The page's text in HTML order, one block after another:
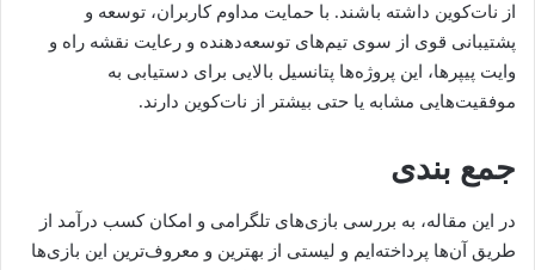
از نات‌کوین داشته باشند. با حمایت مداوم کاربران، توسعه و
پشتیبانی قوی از سوی تیم‌های توسعه‌دهنده و رعایت نقشه راه و
وایت پیپرها، این پروژه‌ها پتانسیل بالایی برای دستیابی به
موفقیت‌هایی مشابه یا حتی بیشتر از نات‌کوین دارند.
جمع بندی
در این مقاله، به بررسی بازی‌های تلگرامی و امکان کسب درآمد از
طریق آن‌ها پرداخته‌ایم و لیستی از بهترین و معروف‌ترین این بازی‌ها